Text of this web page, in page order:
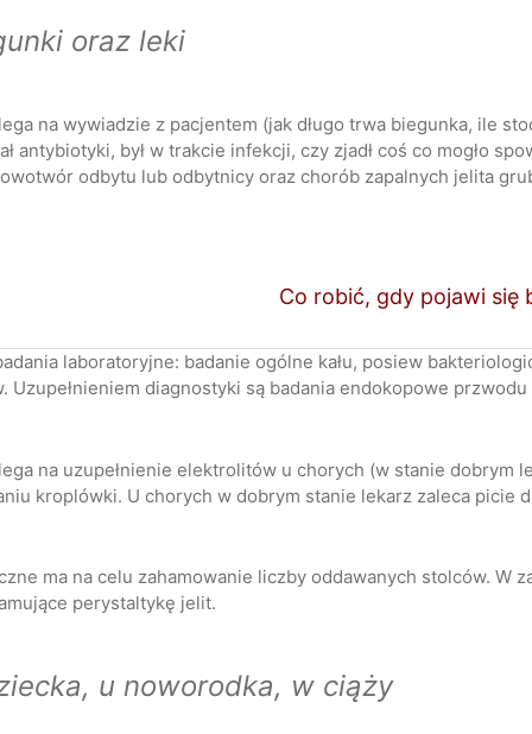
oraz leki
na wywiadzie z pacjentem (jak długo trwa biegunka, ile
antybiotyki, był w trakcie infekcji, czy zjadł coś co mogło
odbytu lub odbytnicy oraz chorób zapalnych jelita
Co robić, gdy pojawi się
laboratoryjne: badanie ogólne kału, posiew
Uzupełnieniem diagnostyki są badania endokopowe
na uzupełnienie elektrolitów u chorych (w stanie
kroplówki. U chorych w dobrym stanie lekarz zaleca picie
ma na celu zahamowanie liczby oddawanych stolców.
perystaltykę jelit.
u noworodka, w ciąży